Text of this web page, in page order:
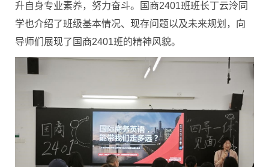
升自身专业素养，努力奋斗。国商2401班班长丁云泠同
学也介绍了班级基本情况、现存问题以及未来规划，向
导师们展现了国商2401班的精神风貌。